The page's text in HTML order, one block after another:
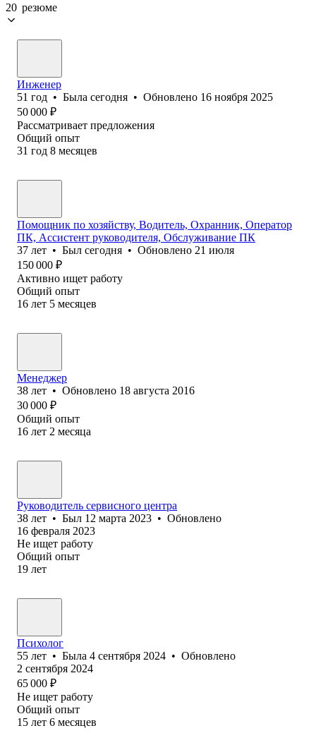
20 резюме
Инженер
51 год • Была сегодня • Обновлено 16 ноября 2025
50 000 ₽
Рассматривает предложения
Общий опыт
31 год 8 месяцев
Помощник по хозяйству, Водитель, Охранник, Оператор
ПК, Ассистент руководителя, Обслуживание ПК
37 лет • Был сегодня • Обновлено 21 июля
150 000 ₽
Активно ищет работу
Общий опыт
16 лет 5 месяцев
Менеджер
38 лет • Обновлено 18 августа 2016
30 000 ₽
Общий опыт
16 лет 2 месяца
Руководитель сервисного центра
38 лет • Был 12 марта 2023 • Обновлено
16 февраля 2023
Не ищет работу
Общий опыт
19 лет
Психолог
55 лет • Была 4 сентября 2024 • Обновлено
2 сентября 2024
65 000 ₽
Не ищет работу
Общий опыт
15 лет 6 месяцев